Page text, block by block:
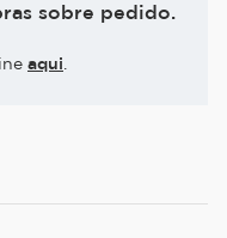
sobre pedido.
aqui